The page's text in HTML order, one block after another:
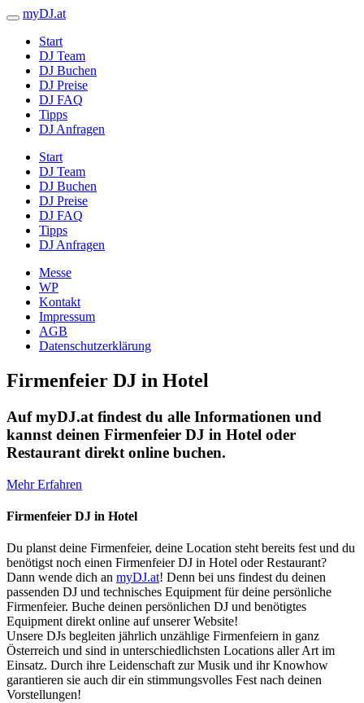
myDJ.at
Start
DJ Team
DJ Buchen
DJ Preise
DJ FAQ
Tipps
DJ Anfragen
Start
DJ Team
DJ Buchen
DJ Preise
DJ FAQ
Tipps
DJ Anfragen
Messe
WP
Kontakt
Impressum
AGB
Datenschutzerklärung
Firmenfeier DJ in Hotel
Auf myDJ.at findest du alle Informationen und
kannst deinen Firmenfeier DJ in Hotel oder
Restaurant direkt online buchen.
Mehr Erfahren
Firmenfeier DJ in Hotel
Du planst deine Firmenfeier, deine Location steht bereits fest und du
benötigst noch einen Firmenfeier DJ in Hotel oder Restaurant?
Dann wende dich an myDJ.at! Denn bei uns findest du deinen
passenden DJ und technisches Equipment für deine persönliche
Firmenfeier. Buche deinen persönlichen DJ und benötigtes
Equipment direkt online auf unserer Website!
Unsere DJs begleiten jährlich unzählige Firmenfeiern in ganz
Österreich und sind in unterschiedlichsten Locations aller Art im
Einsatz. Durch ihre Leidenschaft zur Musik und ihr Knowhow
garantieren sie auch dir ein stimmungsvolles Fest nach deinen
Vorstellungen!